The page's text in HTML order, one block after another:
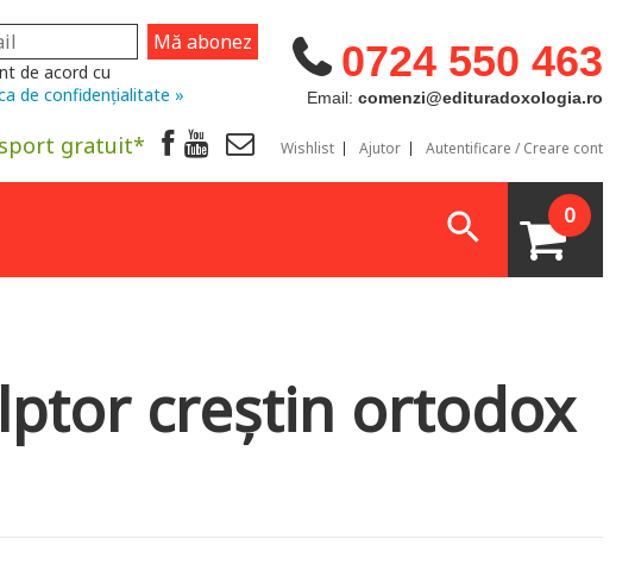
0724 550 463
Email: comenzi@edituradoxologia.ro
de acord cu
de confidențialitate »
gratuit* Wishlist Ajutor Autentificare / Creare cont
0
creștin ortodox